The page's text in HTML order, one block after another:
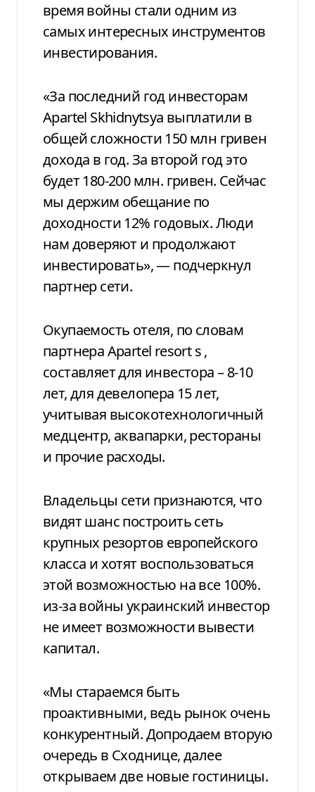
время войны стали одним из
самых интересных инструментов
инвестирования.
«За последний год инвесторам
Apartel Skhidnytsya выплатили в
общей сложности 150 млн гривен
дохода в год. За второй год это
будет 180-200 млн. гривен. Сейчас
мы держим обещание по
доходности 12% годовых. Люди
нам доверяют и продолжают
инвестировать», — подчеркнул
партнер сети.
Окупаемость отеля, по словам
партнераApartel resort s,
составляет для инвестора – 8-10
лет, для девелопера 15 лет,
учитывая высокотехнологичный
медцентр, аквапарки, рестораны
и прочие расходы.
Владельцы сети признаются, что
видят шанс построить сеть
крупных резортов европейского
класса и хотят воспользоваться
этой возможностью на все 100%.
из-за войны украинский инвестор
не имеет возможности вывести
капитал.
«Мы стараемся быть
проактивными, ведь рынок очень
конкурентный. Допродаем вторую
очередь в Сходнице, далее
открываем две новые гостиницы.